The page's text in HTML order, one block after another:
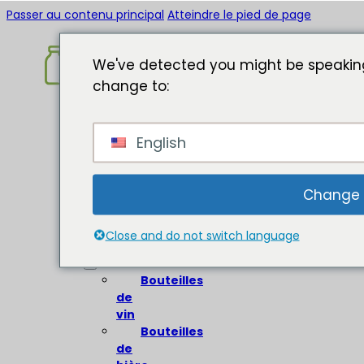
Passer au contenu principal Atteindre le pied de page
Accueil
propos
en
verre
Bouteilles
de
vin
Bouteilles
de
We've detected you might be
change to:
English
Close and do not switch language